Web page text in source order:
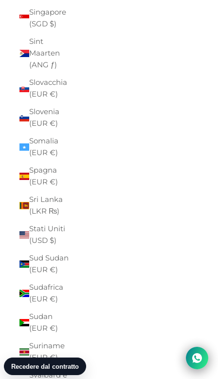
Singapore
(SGD $)
Sint
Maarten
(ANG ƒ)
Slovacchia
(EUR €)
Slovenia
(EUR €)
Somalia
(EUR €)
Spagna
(EUR €)
Sri Lanka
(LKR ₨)
Stati Uniti
(USD $)
Sud Sudan
(EUR €)
Sudafrica
(EUR €)
Sudan
(EUR €)
Suriname
(EUR €)
Svalbard e